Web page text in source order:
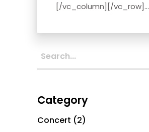
[/vc_column][/vc_row]...
Category
Concert (2)